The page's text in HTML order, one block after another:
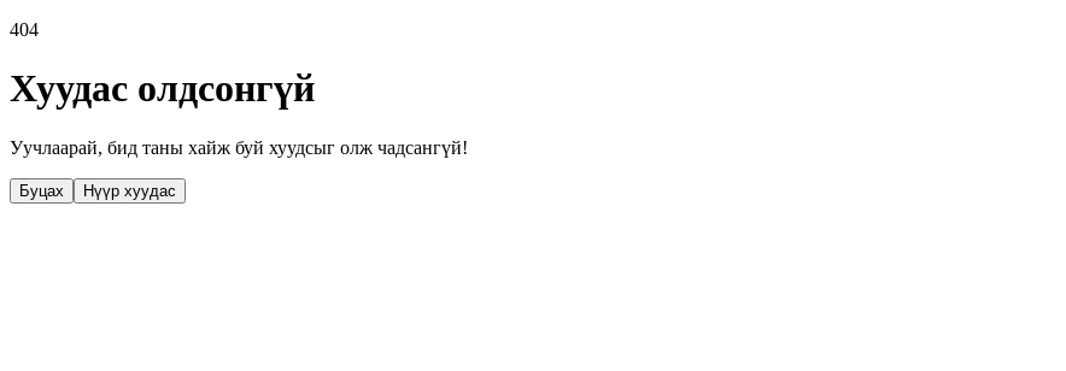
404
Хуудас олдсонгүй
Уучлаарай, бид таны хайж буй хуудсыг олж чадсангүй!
Буцах Нүүр хуудас